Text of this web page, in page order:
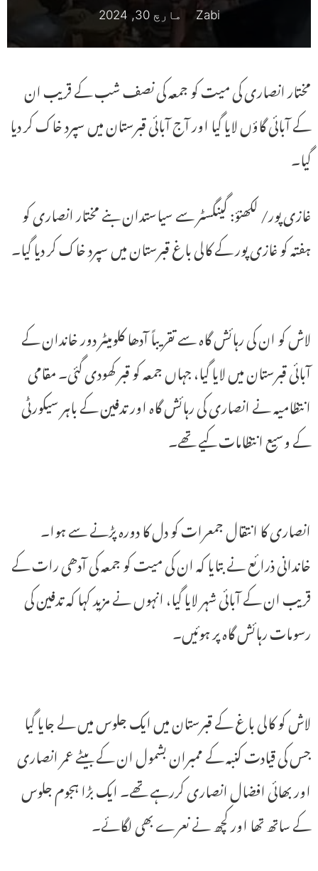
Zabi مارچ 30, 2024
مختار انصاری کی میت کو جمعہ کی نصف شب کے قریب ان
کے آبائی گاؤں لایا گیا اور آج آبائی قبرستان میں سپرد خاک کر دیا
گیا۔
غازی پور/ لکھنؤ: گینگسٹر سے سیاستدان بنے مختار انصاری کو
ہفتہ کو غازی پور کے کالی باغ قبرستان میں سپرد خاک کر دیا گیا۔
لاش کو ان کی رہائش گاہ سے تقریباً آدھا کلومیٹر دور خاندان کے
آبائی قبرستان میں لایا گیا، جہاں جمعہ کو قبر کھودی گئی۔ مقامی
انتظامیہ نے انصاری کی رہائش گاہ اور تدفین کے باہر سیکورٹی
کے وسیع انتظامات کیے تھے۔
انصاری کا انتقال جمعرات کو دل کا دورہ پڑنے سے ہوا۔
خاندانی ذرائع نے بتایا کہ ان کی میت کو جمعہ کی آدھی رات کے
قریب ان کے آبائی شہر لایا گیا، انہوں نے مزید کہا کہ تدفین کی
رسومات رہائش گاہ پر ہوئیں۔
لاش کو کالی باغ کے قبرستان میں ایک جلوس میں لے جایا گیا
جس کی قیادت کنبہ کے ممبران بشمول ان کے بیٹے عمر انصاری
اور بھائی افضال انصاری کررہے تھے۔ ایک بڑا ہجوم جلوس
کے ساتھ تھا اور کچھ نے نعرے بھی لگائے۔